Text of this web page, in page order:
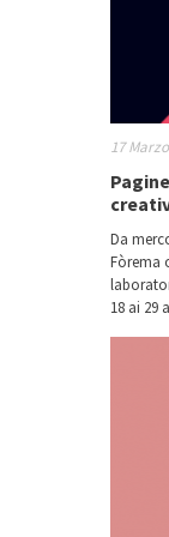
17
Da
Fòrema
18 ai 29